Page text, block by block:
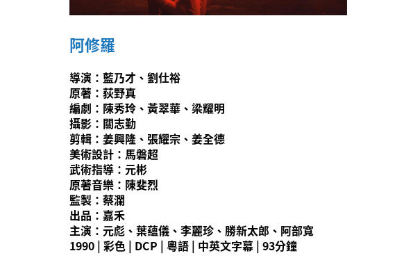
阿修羅
導演：藍乃才、劉仕裕
原著：荻野真
編劇：陳秀玲、黃翠華、梁耀明
攝影：關志勤
剪輯：姜興隆、張耀宗、姜全德
美術設計：馬磐超
武術指導：元彬
原著音樂：陳斐烈
監製：蔡瀾
出品：嘉禾
主演：元彪、葉蘊儀、李麗珍、勝新太郎、阿部寬
1990 | 彩色 | DCP | 粵語 | 中英文字幕 | 93分鐘